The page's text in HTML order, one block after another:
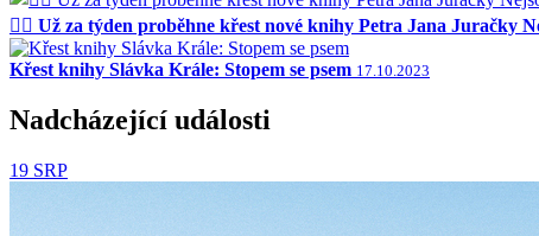
🚴‍♂️ Už za týden proběhne křest nové knihy Petra Jana Juračky
Křest knihy Slávka Krále: Stopem se psem 17.10.2023
Nadcházející události
19 SRP